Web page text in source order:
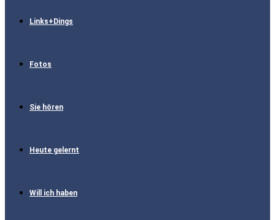
Links+Dings
Fotos
Sie hören
Heute gelernt
Will ich haben